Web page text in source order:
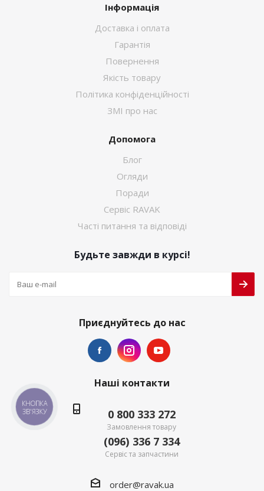
Інформація
Доставка і оплата
Гарантія
Повернення
Якість товару
Політика конфіденційності
ЗМІ про нас
Допомога
Блог
Огляди
Поради
Сервіс RAVAK
Часті питання та відповіді
Будьте завжди в курсі!
Приєднуйтесь до нас
Наші контакти
0 800 333 272
Замовлення товару
(096) 336 7 334
Сервіс та запчастини
order@ravak.ua
КНОПКА
ЗВ'ЯЗКУ